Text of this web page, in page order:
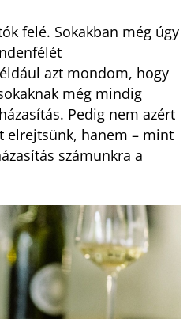
felé. Sokakban még úgy
azt mondom, hogy
még mindig
Pedig nem azért
elrejtsünk, hanem – mint
számunkra a